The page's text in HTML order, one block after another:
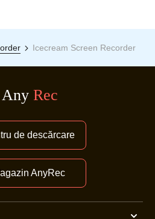
Icecream Screen Recorder
de descărcare
AnyRec